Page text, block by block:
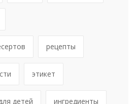
рецепты
этикет
детей ингредиенты